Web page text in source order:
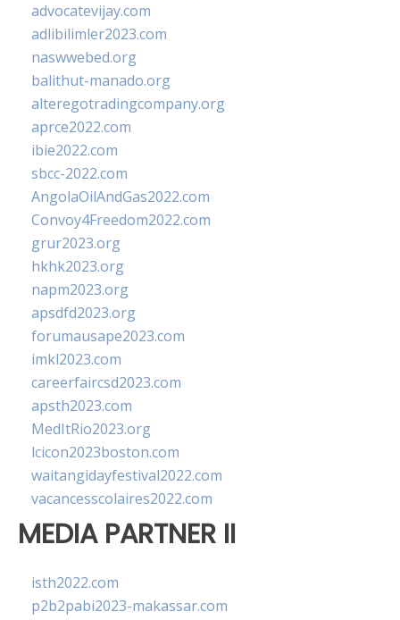
advocatevijay.com
adlibilimler2023.com
naswwebed.org
balithut-manado.org
alteregotradingcompany.org
aprce2022.com
ibie2022.com
sbcc-2022.com
AngolaOilAndGas2022.com
Convoy4Freedom2022.com
grur2023.org
hkhk2023.org
napm2023.org
apsdfd2023.org
forumausape2023.com
imkl2023.com
careerfaircsd2023.com
apsth2023.com
MedItRio2023.org
lcicon2023boston.com
waitangidayfestival2022.com
vacancesscolaires2022.com
MEDIA PARTNER II
isth2022.com
p2b2pabi2023-makassar.com